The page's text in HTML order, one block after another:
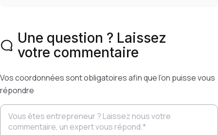
Une question ? Laissez
votre commentaire
Vos coordonnées sont obligatoires afin que l’on puisse vous
répondre